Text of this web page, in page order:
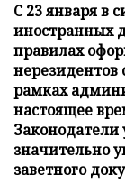
С 23 января в
иностранных
правилах
рамках
настоящее
значительно
заветного